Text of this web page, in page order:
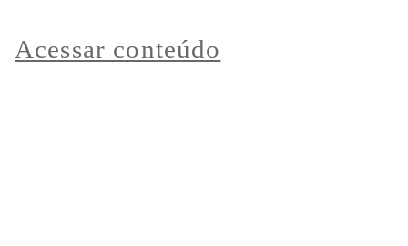
Acessar conteúdo